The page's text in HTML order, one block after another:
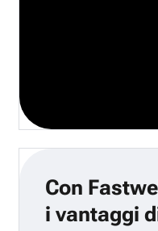
Con
i vantaggi